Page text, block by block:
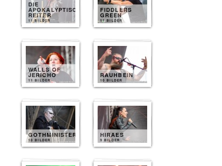
DIE
APOKALYPTISCHEN
REITER
11 BILDER
FIDDLERS
GREEN
11 BILDER
WALLS OF
JERICHO
11 BILDER
RAUHBEIN
10 BILDER
GOTHMINISTER
10 BILDER
HIRAES
9 BILDER